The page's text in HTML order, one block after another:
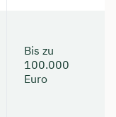
Bis zu
100.000
Euro